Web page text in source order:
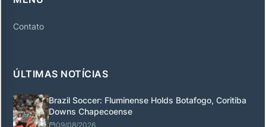
Contato
ÚLTIMAS NOTÍCIAS
Brazil Soccer: Fluminense Holds Botafogo, Coritiba
Downs Chapecoense
09/08/2026